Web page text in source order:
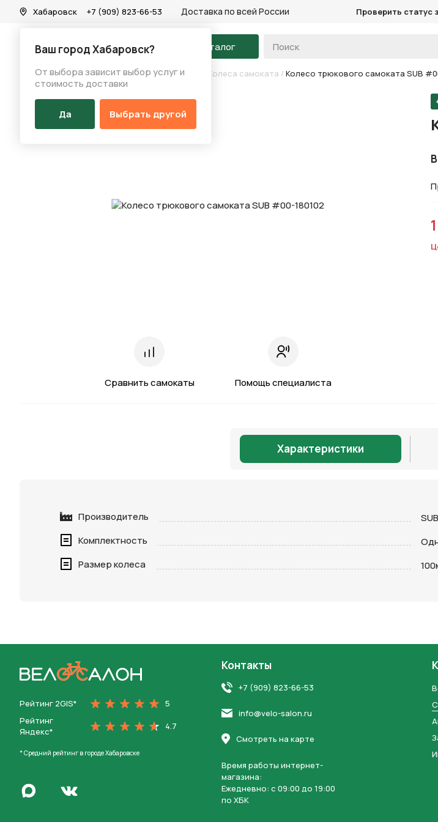
Хабаровск
Ваш город Хабаровск?
От выбора зависит выбор услуг и
стоимость доставки
Да Выбрать другой
+7 (909) 823-66-53 Доставка по всей России Проверить статус
На главную Каталог
Каталог/Самокаты/Запчасти на самокаты Колеса самоката / Колесо трюкового самоката SUB
Сравнить самокаты Помощь специалиста
Характеристики
Производитель
SUB
Комплектность
Размер колеса
Рейтинг 2GIS*
5
Рейтинг
Яндекс*
4.7
* Средний рейтинг в городе Хабаровске
Написать в MaxПерейти во Вконтакте
Контакты
+7 (909) 823-66-53
info@velo-salon.ru
Смотреть на карте
Время работы интернет-
магазина:
Ежедневно: c 09:00 до 19:00
по ХБК
персональных данных и соглашаетесь с